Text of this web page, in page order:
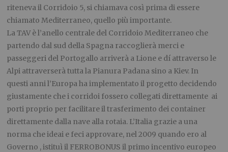
riteneva il Corridoio 5, si chiamava così prima di essere
chiamato Mediterraneo, quello più importante.
La TAV è l’anello centrale del Corridoio Mediterraneo che
partendo dal sud della Spagna raccoglierà merci e
passeggeri del Portogallo arriverà a Lione e dí attraverso le
Alpi attraverserà tutta la Pianura Padana sino a Kiev. In
questi anni l’Europa ha implementato il progetto decidendo
giustamente che i corridoi fossero collegati direttamente ai
porti proprio per facilitare il trasferimento dei container
direttamente dalla nave alla rotaia. L’Italia grazie a una
norma che ideai e feci approvare, nel 2009 quando ero al
Governo , istituì il FERROBONUS il primo incentivo europeo